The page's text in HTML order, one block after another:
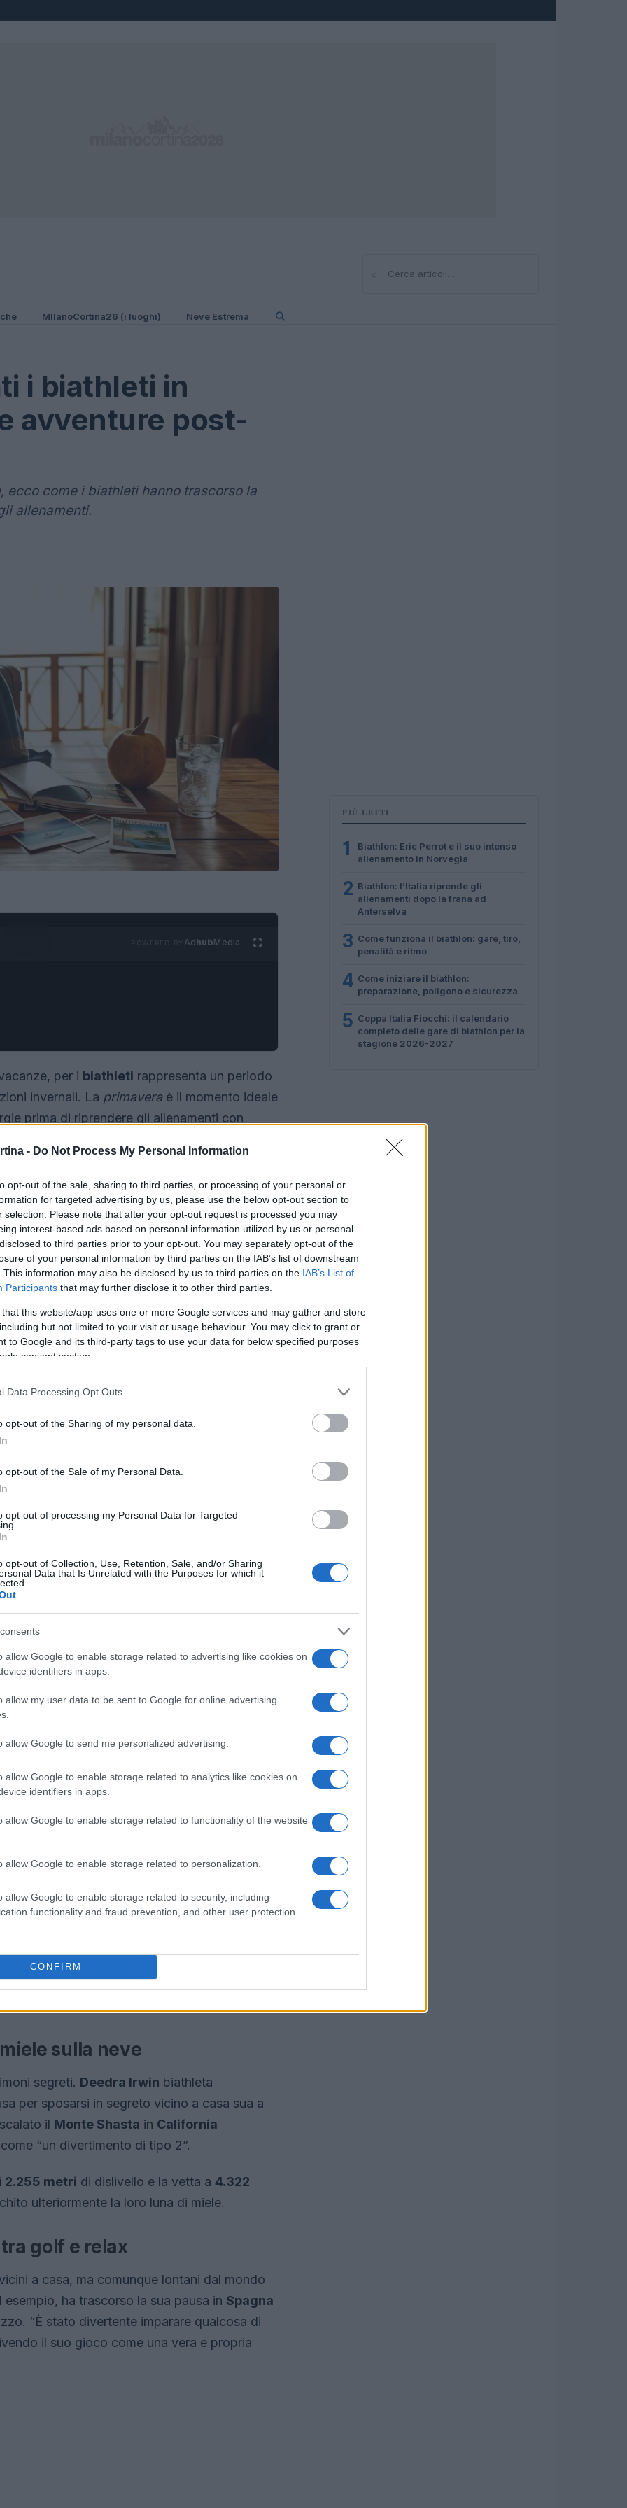
- Do Not Process My Personal Information
opt-out of the sale, sharing to third parties, or processing of your personal or
for targeted advertising by us, please use the below opt-out section to
selection. Please note that after your opt-out request is processed you may
interest-based ads based on personal information utilized by us or personal
to third parties prior to your opt-out. You may separately opt-out of the
of your personal information by third parties on the IAB’s list of downstream
This information may also be disclosed by us to third parties on the IAB’s List of
Participants that may further disclose it to other third parties.
that this website/app uses one or more Google services and may gather and store
but not limited to your visit or usage behaviour. You may click to grant or
to Google and its third-party tags to use your data for below specified purposes
consent section.
Data Processing Opt Outs
opt-out of the Sharing of my personal data.
opt-out of the Sale of my Personal Data.
opt-out of processing my Personal Data for Targeted
opt-out of Collection, Use, Retention, Sale, and/or Sharing
Data that Is Unrelated with the Purposes for which it
allow Google to enable storage related to advertising like cookies on
identifiers in apps.
allow my user data to be sent to Google for online advertising
allow Google to send me personalized advertising.
allow Google to enable storage related to analytics like cookies on
identifiers in apps.
allow Google to enable storage related to functionality of the website
allow Google to enable storage related to personalization.
allow Google to enable storage related to security, including
functionality and fraud prevention, and other user protection.
CONFIRM
⌕Cerca
MIlanoCortina26 (i luoghi) Neve Estrema
i biathleti in
avventure post-
ecco come i biathleti hanno trascorso la
allenamenti.
AdhubMedia
per i biathleti rappresenta un periodo
invernali. La primaveraè il momento ideale
prima di riprendere gli allenamenti con
il mondo, alla ricerca di luoghi
questi,
all’
natura e avventure
vera pausa per mantenere un alto livello di
viaggio e preparazione, grazie ai
ha vissuto un momento magico a
ha nuotato con una ventina di delfiniin acque
e incredibile”, ha raccontato il
sulla neve
segreti. Deedra Irwin biathleta
per sposarsi in segreto vicino a casa sua a
il Monte Shasta in California
“un divertimento di tipo 2”.
2.255 metri di dislivello e la vetta a 4.322
ulteriormente la loro luna di miele.
golf e relax
a casa, ma comunque lontani dal mondo
esempio, ha trascorso la sua pausa in Spagna
“È stato divertente imparare qualcosa di
il suo gioco come una vera e propria
PIÙ LETTI
1
Biathlon: Eric Perrot e il suo intenso
allenamento in Norvegia
2 Biathlon: l’Italia riprende gli
allenamenti dopo la frana ad
Anterselva
3 Come funziona il biathlon: gare, tiro,
penalità e ritmo
4 Come iniziare il biathlon:
preparazione, poligono e sicurezza
5 Coppa Italia Fiocchi: il calendario
completo delle gare di biathlon per la
stagione 2026-2027